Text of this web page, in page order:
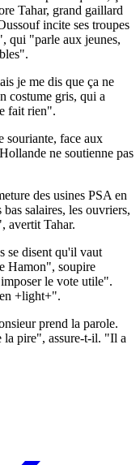
Tahar, grand gaillard
incite ses troupes
qui "parle aux jeunes,
je me dis que ça ne
costume gris, qui a
fait rien".
souriante, face aux
ne soutienne pas
des usines PSA en
salaires, les ouvriers,
avertit Tahar.
se disent qu'il vaut
Hamon", soupire
le vote utile".
+light+".
prend la parole.
la pire", assure-t-il. "Il a